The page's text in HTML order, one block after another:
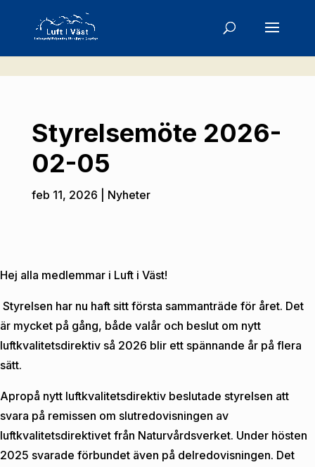
Styrelsemöte 2026-
02-05
feb 11, 2026 Nyheter
Hej alla medlemmar i Luft i Väst!
Styrelsen har nu haft sitt första sammanträde för året. Det
är mycket på gång, både valår och beslut om nytt
luftkvalitetsdirektiv så 2026 blir ett spännande år på flera
sätt.
Apropå nytt luftkvalitetsdirektiv beslutade styrelsen att
svara på remissen om slutredovisningen av
luftkvalitetsdirektivet från Naturvårdsverket. Under hösten
2025 svarade förbundet även på delredovisningen. Det